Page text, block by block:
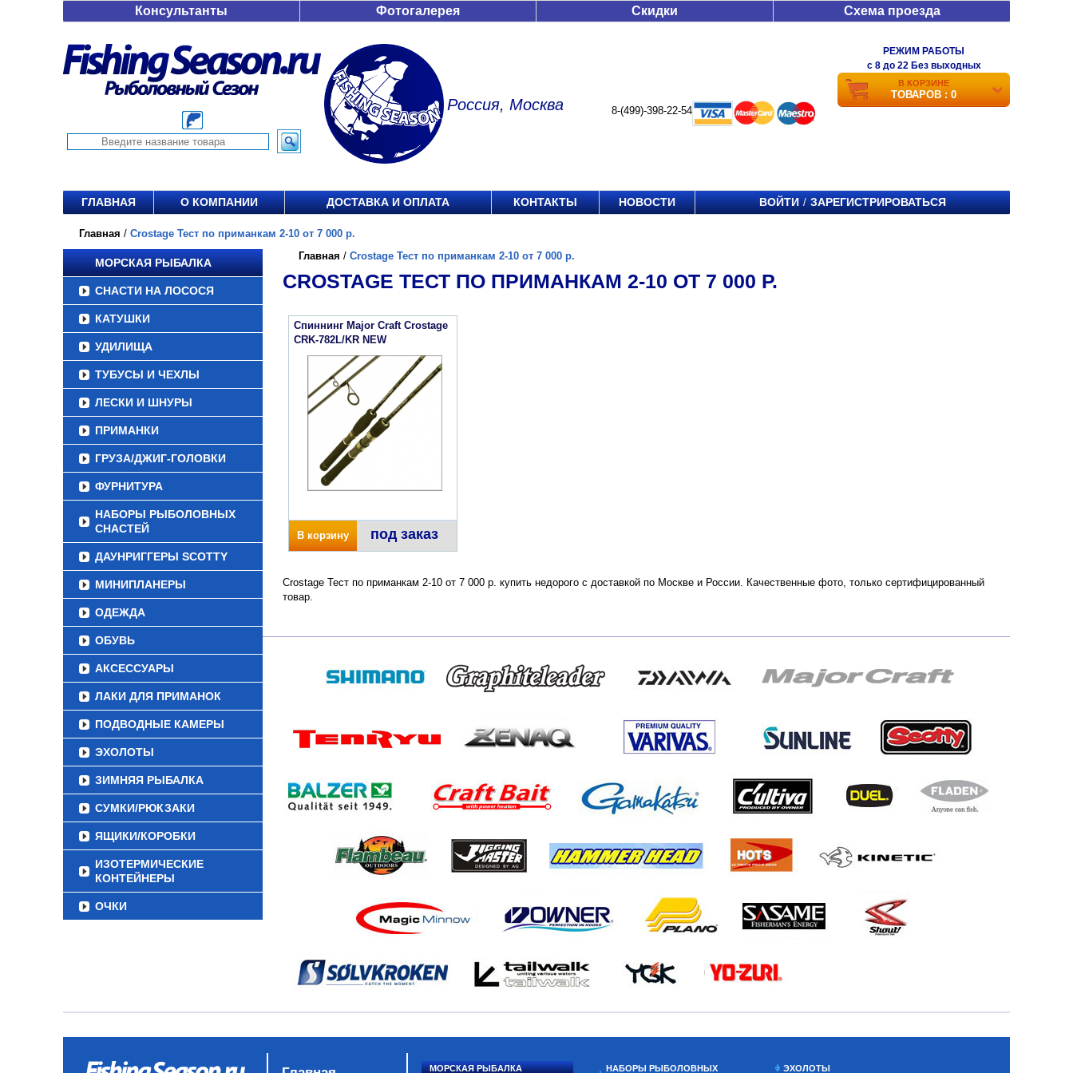
Консультанты Фотогалерея Скидки Схема проезда
Россия, Москва 8-(499)-398-22-54
РЕЖИМ РАБОТЫ
c 8 до 22 Без выходных
В КОРЗИНЕ
ТОВАРОВ : 0
ГЛАВНАЯ О КОМПАНИИ ДОСТАВКА И ОПЛАТА КОНТАКТЫ НОВОСТИ ВОЙТИ / ЗАРЕГИСТРИРОВАТЬСЯ
Главная / Crostage Тест по приманкам 2-10 от 7 000 р.
МОРСКАЯ РЫБАЛКА
СНАСТИ НА ЛОСОСЯ
КАТУШКИ
УДИЛИЩА
ТУБУСЫ И ЧЕХЛЫ
ЛЕСКИ И ШНУРЫ
ПРИМАНКИ
ГРУЗА/ДЖИГ-ГОЛОВКИ
ФУРНИТУРА
НАБОРЫ РЫБОЛОВНЫХ
СНАСТЕЙ
ДАУНРИГГЕРЫ SCOTTY
МИНИПЛАНЕРЫ
ОДЕЖДА
ОБУВЬ
АКСЕССУАРЫ
ЛАКИ ДЛЯ ПРИМАНОК
ПОДВОДНЫЕ КАМЕРЫ
ЭХОЛОТЫ
ЗИМНЯЯ РЫБАЛКА
СУМКИ/РЮКЗАКИ
ЯЩИКИ/КОРОБКИ
ИЗОТЕРМИЧЕСКИЕ
КОНТЕЙНЕРЫ
ОЧКИ
Главная / Crostage Тест по приманкам 2-10 от 7 000 р.
CROSTAGE ТЕСТ ПО ПРИМАНКАМ 2-10 ОТ 7 000 Р.
Спиннинг Major Craft Crostage
CRK-782L/KR NEW
В корзину под заказ
Crostage Тест по приманкам 2-10 от 7 000 р. купить недорого с доставкой по Москве и России. Качественные фото, только сертифицированный
товар.
МОРСКАЯ РЫБАЛКА НАБОРЫ РЫБОЛОВНЫХ ЭХОЛОТЫ